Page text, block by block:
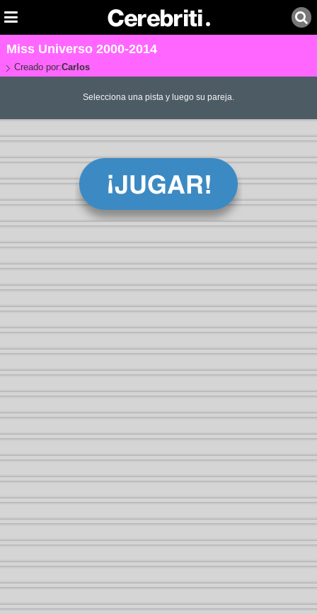
Miss Universo 2000-2014
Creado por:Carlos
Selecciona una pista y luego su pareja.